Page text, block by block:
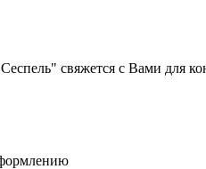
свяжется с Вами для